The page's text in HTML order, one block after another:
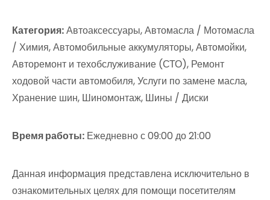
Категория:Автоаксессуары, Автомасла / Мотомасла
/ Химия, Автомобильные аккумуляторы, Автомойки,
Авторемонт и техобслуживание (СТО), Ремонт
ходовой части автомобиля, Услуги по замене масла,
Хранение шин, Шиномонтаж, Шины / Диски
Время работы: Ежедневно с 09:00 до 21:00
Данная информация представлена исключительно в
ознакомительных целях для помощи посетителям